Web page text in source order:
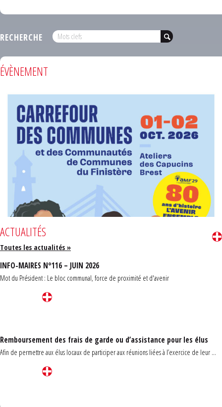
RECHERCHE
ÉVÈNEMENT
ACTUALITÉS
Toutes les actualités »
INFO-MAIRES N°116 – JUIN 2026
Mot du Président : Le bloc communal, force de proximité et d'avenir
Remboursement des frais de garde ou d’assistance pour les élus
Afin de permettre aux élus locaux de participer aux réunions liées à l’exercice de leur ...